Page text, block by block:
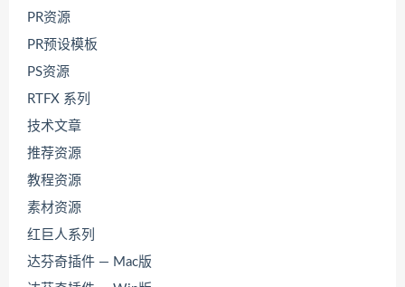
PR资源
PR预设模板
PS资源
RTFX 系列
技术文章
推荐资源
教程资源
素材资源
红巨人系列
达芬奇插件 — Mac版